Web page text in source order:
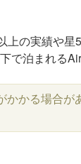
の実績や星
泊まれる
かる場合が